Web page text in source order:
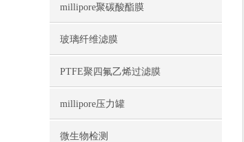
millipore聚碳酸酯膜
玻璃纤维滤膜
PTFE聚四氟乙烯过滤膜
millipore压力罐
微生物检测